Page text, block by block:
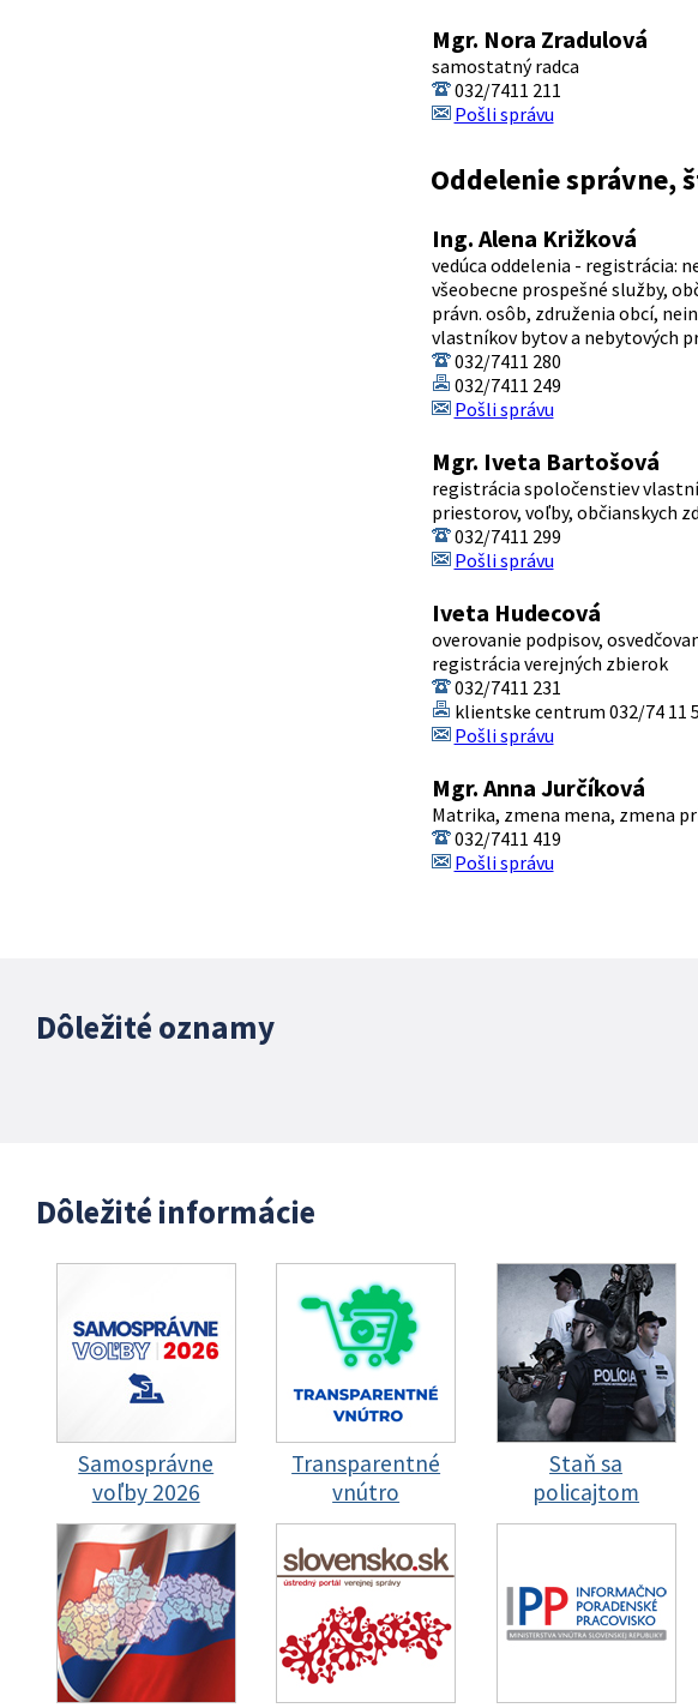
Mgr. Nora Zradulová
samostatný radca
032/7411 211
Pošli správu
Oddelenie správne,
Ing. Alena Križková
vedúca oddelenia - registrácia:
všeobecne prospešné služby,
právn. osôb, združenia obcí,
vlastníkov bytov a nebytových
032/7411 280
032/7411 249
Pošli správu
Mgr. Iveta Bartošová
registrácia spoločenstiev
priestorov, voľby, občianskych
032/7411 299
Pošli správu
Iveta Hudecová
overovanie podpisov,
registrácia verejných zbierok
032/7411 231
klientske centrum 032/74 11
Pošli správu
Mgr. Anna Jurčíková
Matrika, zmena mena, zmena
032/7411 419
Pošli správu
Dôležité oznamy
Dôležité informácie
Samosprávne
voľby 2026
Transparentné
vnútro
Staň sa
policajtom